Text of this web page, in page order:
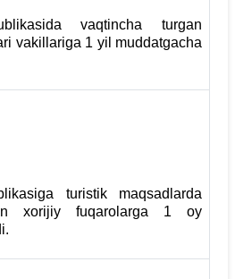
vaqtincha turgan
vakillariga 1 yil muddatgacha
turistik maqsadlarda
xorijiy fuqarolarga 1 oy